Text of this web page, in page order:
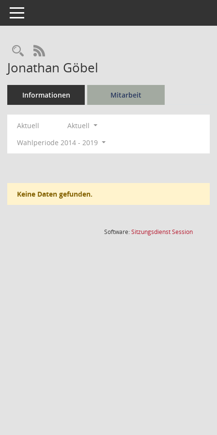
Toggle navigation
Rechercheauswahl
RSS-Feed
Jonathan Göbel
Informationen Mitarbeit
Aktuell
Aktuell
Wahlperiode 2014 - 2019
Keine Daten gefunden.
Software:SitzungsdienstSession(Wird in